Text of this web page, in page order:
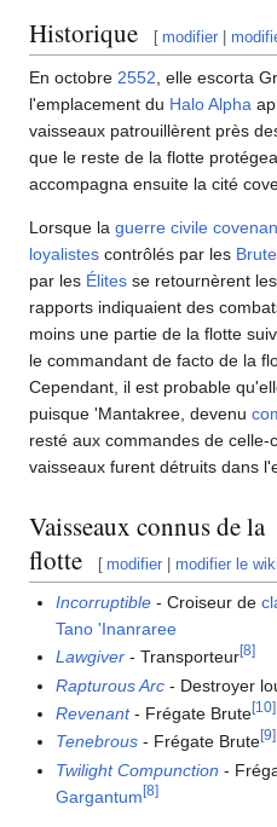
Historique [ modifier |
En octobre 2552 , elle escorta
l'emplacement du Halo Alpha
vaisseaux patrouillèrent près
que le reste de la flotte
accompagna ensuite la cité
Lorsque la guerre civile
loyalistes contrôlés par les
par les Élites se retournèrent
rapports indiquaient des
moins une partie de la flotte
le commandant de facto de la
Cependant, il est probable
puisque 'Mantakree, devenu
resté aux commandes de
vaisseaux furent détruits dans
Vaisseaux connus de la
flotte
[ modifier |modifier le
Incorruptible - Croiseur de
Tano 'Inanraree
Lawgiver - Transporteur[8]
Rapturous Arc - Destroyer
Revenant- Frégate Brute[10]
Tenebrous - Frégate Brute[9]
Twilight Compunction -
Gargantum[8]